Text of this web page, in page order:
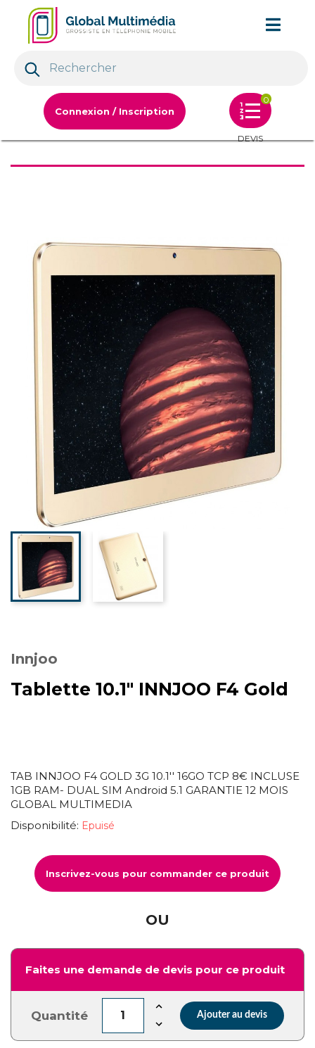
Connexion / Inscription
0
DEVIS
Innjoo
Tablette 10.1" INNJOO F4 Gold
TAB INNJOO F4 GOLD 3G 10.1'' 16GO TCP 8€ INCLUSE
1GB RAM- DUAL SIM Android 5.1 GARANTIE 12 MOIS
GLOBAL MULTIMEDIA
Disponibilité: Epuisé
Inscrivez-vous pour commander ce produit
OU
Faites une demande de devis pour ce produit
Quantité Ajouter au devis